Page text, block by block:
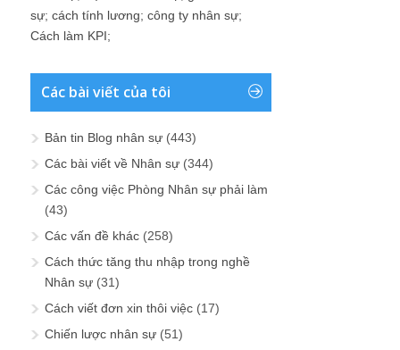
sự; cách tính lương; công ty nhân sự;
Cách làm KPI;
Các bài viết của tôi
Bản tin Blog nhân sự (443)
Các bài viết về Nhân sự (344)
Các công việc Phòng Nhân sự phải làm
(43)
Các vấn đề khác (258)
Cách thức tăng thu nhập trong nghề
Nhân sự (31)
Cách viết đơn xin thôi việc (17)
Chiến lược nhân sự (51)